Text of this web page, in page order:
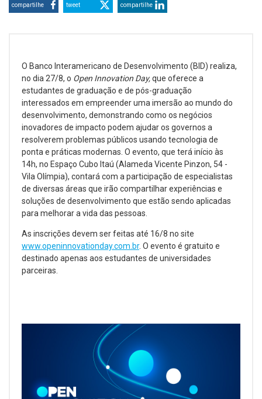
compartilhe tweet compartilhe
O Banco Interamericano de Desenvolvimento (BID) realiza,
no dia 27/8, o Open Innovation Day,que oferece a
estudantes de graduação e de pós-graduação
interessados em empreender uma imersão ao mundo do
desenvolvimento, demonstrando como os negócios
inovadores de impacto podem ajudar os governos a
resolverem problemas públicos usando tecnologia de
ponta e práticas modernas. O evento, que terá início às
14h, no Espaço Cubo Itaú (Alameda Vicente Pinzon, 54 -
Vila Olímpia), contará com a participação de especialistas
de diversas áreas que irão compartilhar experiências e
soluções de desenvolvimento que estão sendo aplicadas
para melhorar a vida das pessoas.
As inscrições devem ser feitas até 16/8 no site
www.openinnovationday.com.br. O evento é gratuito e
destinado apenas aos estudantes de universidades
parceiras.